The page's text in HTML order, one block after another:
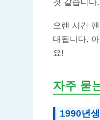
것 같습니다.
오랜 시간
대됩니다.
요!
자주 묻
1990년